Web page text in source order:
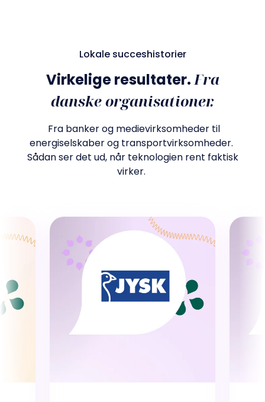
Lokale succeshistorier
Virkelige resultater.Fra
danske organisationer.
Fra banker og medievirksomheder til
energiselskaber og transportvirksomheder.
Sådan ser det ud, når teknologien rent faktisk
virker.